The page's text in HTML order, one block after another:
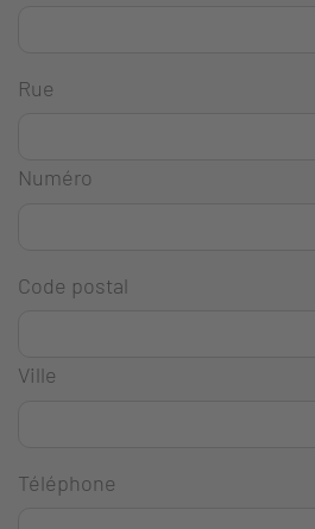
Rue
Numéro
Code postal
Ville
Téléphone